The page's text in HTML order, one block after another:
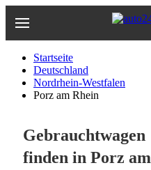
Hauptinhalt
Startseite
Deutschland
Nordrhein-Westfalen
Porz am Rhein
Gebrauchtwagen
finden in Porz am